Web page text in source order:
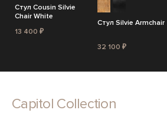
Стул Cousin Silvie
Chair White
13 400 ₽
Стул Silvie Armchair
32 100 ₽
Capitol Collection